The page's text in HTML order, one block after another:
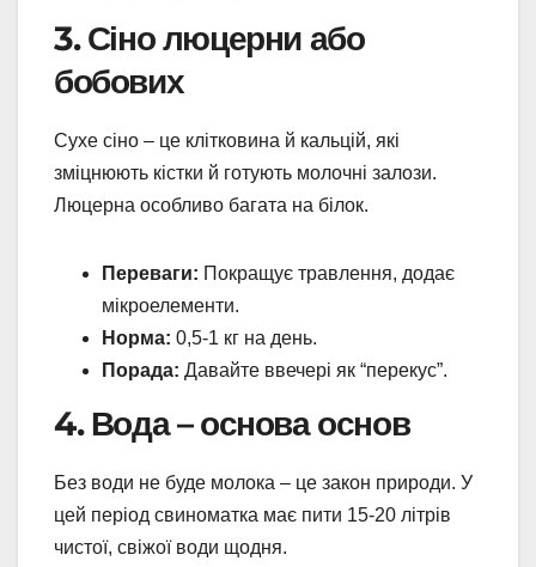
3. Сіно люцерни або
бобових
Сухе сіно – це клітковина й кальцій, які
зміцнюють кістки й готують молочні залози.
Люцерна особливо багата на білок.
Переваги: Покращує травлення, додає
мікроелементи.
Норма: 0,5-1 кг на день.
Порада: Давайте ввечері як “перекус”.
4. Вода – основа основ
Без води не буде молока – це закон природи. У
цей період свиноматка має пити 15-20 літрів
чистої, свіжої води щодня.